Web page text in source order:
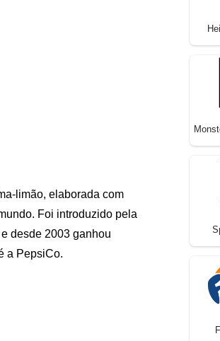
limão, elaborada com
Foi introduzido pela
desde 2003 ganhou
a PepsiCo.